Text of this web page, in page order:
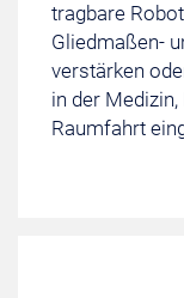
tragbare
Gliedmaßen-
verstärken
in der
Raumfahrt